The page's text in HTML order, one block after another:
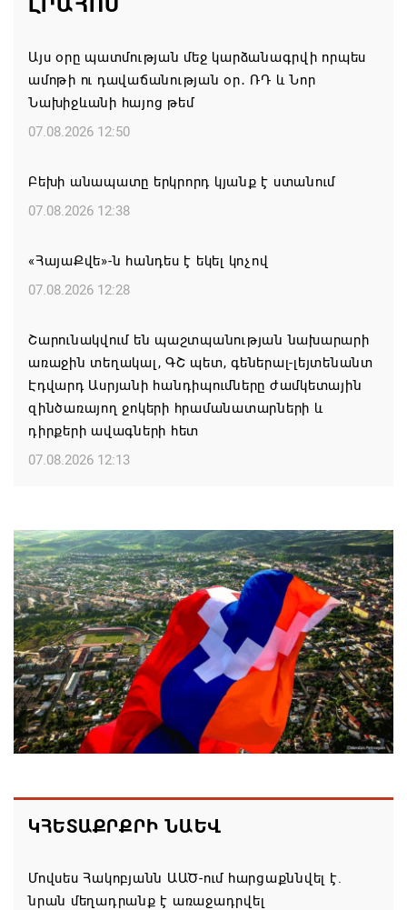
Այս օրը պատմության մեջ կարձանագրվի որպես
ամոթի ու դավաճանության օր․ ՌԴ և Նոր
Նախիջևանի հայոց թեմ
07.08.2026 12:50
Բեխի անապատը երկրորդ կյանք է ստանում
07.08.2026 12:38
«ՀայաՔվե»-ն հանդես է եկել կոչով
07.08.2026 12:28
Շարունակվում են պաշտպանության նախարարի
առաջին տեղակալ, ԳՇ պետ, գեներալ-լեյտենանտ
Էդվարդ Ասրյանի հանդիպումները ժամկետային
զինծառայող ջոկերի հրամանատարների և
դիրքերի ավագների հետ
07.08.2026 12:13
փաստաթղթեր է ստորագրել
07.08.2026 12:11
«Միասնության թևեր» կուսակցության
հայտարարությունը․ «Պահանջում ենք
դադարեցնել Եկեղեցու նկատմամբ քաղաքական
ճնշումն ու քրեական հետապնդման
գործիքավորումը»
07.08.2026 11:59
առաքելության դեմ ուղղված ՀՀ
իշխանությունների գործողությունները
07.08.2026 11:52
ԿՀԵՏԱՔՐՔՐԻ ՆԱԵՎ
Մովսես Հակոբյանն ԱԱԾ-ում հարցաքննվել է.
նրան մեղադրանք է առաջադրվել